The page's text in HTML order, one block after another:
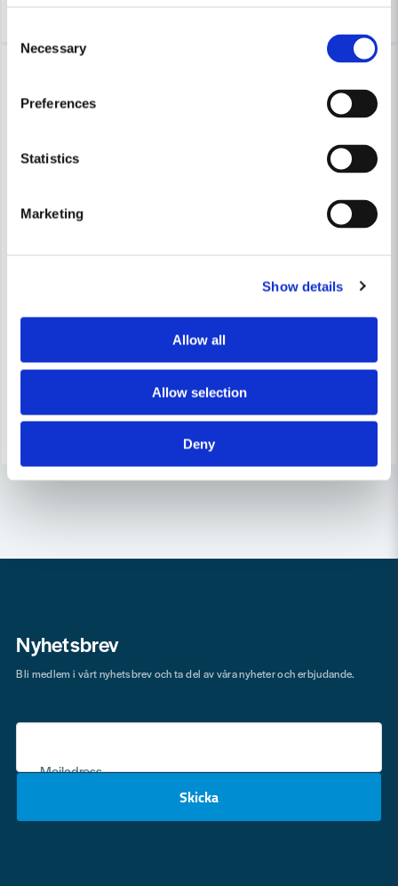
Selection
Necessary
Preferences
Statistics
Marketing
Show details
Allow all
Allow selection
Deny
Pullman Slang Komplett 4m (Ø38mm)
1 837 kr
1 510 kr
Köp
PULLMAN
1 599 kr
Leveranstid ifrån leverantör ca
3-7 arbetsdagar
Köp
Nyhetsbrev
Mejladress
Skicka
Bli medlem i vårt nyhetsbrev och ta del av våra nyheter och erbjudande.